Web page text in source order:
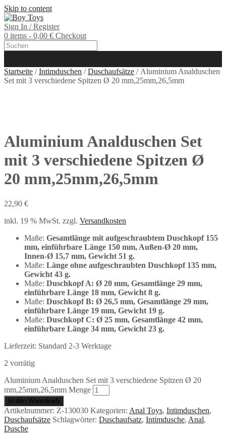
Skip to content
Sign In / Register
0 items - 0,00 € Checkout
Startseite /Intimduschen /Duschaufsätze / Aluminium Analduschen
Set mit 3 verschiedene Spitzen Ø 20 mm,25mm,26,5mm
Aluminium Analduschen Set
mit 3 verschiedene Spitzen Ø
20 mm,25mm,26,5mm
22,90 €
inkl. 19 % MwSt. zzgl. Versandkosten
Maße: Gesamtlänge mit aufgeschraubtem Duschkopf 155
mm, einführbare Länge 150 mm, Außen-Ø 20 mm,
Innen-Ø 15,7 mm, Gewicht 51 g.
Maße: Länge ohne aufgeschraubten Duschkopf 135 mm,
Gewicht 43 g.
Maße: Duschkopf A: Ø 20 mm, Gesamtlänge 29 mm,
einführbare Länge 18 mm, Gewicht 8 g.
Maße: Duschkopf B: Ø 26,5 mm, Gesamtlänge 29 mm,
einführbare Länge 19 mm, Gewicht 19 g.
Maße: Duschkopf C: Ø 25 mm, Gesamtlänge 42 mm,
einführbare Länge 34 mm, Gewicht 23 g.
Lieferzeit: Standard 2-3 Werktage
2 vorrätig
Aluminium Analduschen Set mit 3 verschiedene Spitzen Ø 20
mm,25mm,26,5mm Menge
In den Warenkorb
Artikelnummer: Z-130030 Kategorien: Anal Toys, Intimduschen,
Duschaufsätze Schlagwörter: Duschaufsatz, Intimdusche, Anal,
Dusche